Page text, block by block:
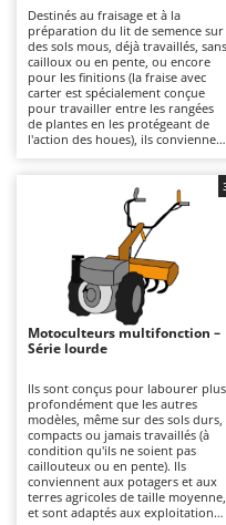
Atomiseurs pour
Autolaveuses
Autres produits
B
Balayeuses
Bancs de scie pour
Barbecues
Bennes pour tracteur
Brosses pour sols
Brouettes à moteur
Broyeurs à axe
Broyeurs de
Butteurs pour
C
Chargeurs de
Charrues pour
Ama
Ambrogio Robot
Annovi Reverberi
ANTHBOT
Archman
Ariete
Artus
Attila
Awelco
B
Baesso
Bahco
Destinés au fraisage et à la
préparation du lit de semence sur
des sols mous, déjà travaillés, sans
cailloux ou en pente, ou encore
pour les finitions (la fraise avec
carter est spécialement conçue
pour travailler entre les rangées
de plantes en les protégeant de
l'action des houes), ils conviennent
alimentés par un moteur à
essence 4 temps et conviennent à
un usage amateur ou semi-
professionnel sur des surfaces
restreintes, pour des travaux de
labour en profondeur moyenne,
grâce à leur structure légère et
facilement maniable, même dans
des espaces restreints. La
transmission par courroie ou par
engrenages et les boîtes de
vitesses 1+1 ou 2+1 garantissent
qualité de travail est adaptée aux
préparations saisonnières du
potager, avec un rendement
régulier, mais n'est pas destinée à
des utilisations intensives ou
continues. Parfaits pour les
particuliers qui ont besoin d'un
fraisage périodique sans avoir à
affronter des sols durs ou jamais
Motoculteurs multifonction –
Série lourde
Ils sont conçus pour labourer plus
profondément que les autres
modèles, même sur des sols durs,
compacts ou jamais travaillés (à
condition qu'ils ne soient pas
caillouteux ou en pente). Ils
conviennent aux potagers et aux
terres agricoles de taille moyenne,
et sont adaptés aux exploitations